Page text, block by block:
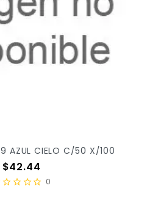
AZUL CIELO C/50 X/100
Precio
$42.44
0